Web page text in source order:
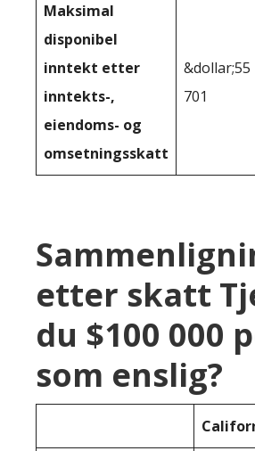
Maksimal
disponibel
inntekt etter
inntekts-,
eiendoms- og
omsetningsskatt
&dollar;55
701
etter skatt
du $100 000
som enslig?